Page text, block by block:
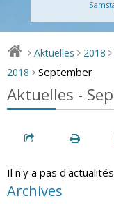
> Aktuelles > 2018 >
2018 > September
Aktuelles -
Il n'y a pas
Archives